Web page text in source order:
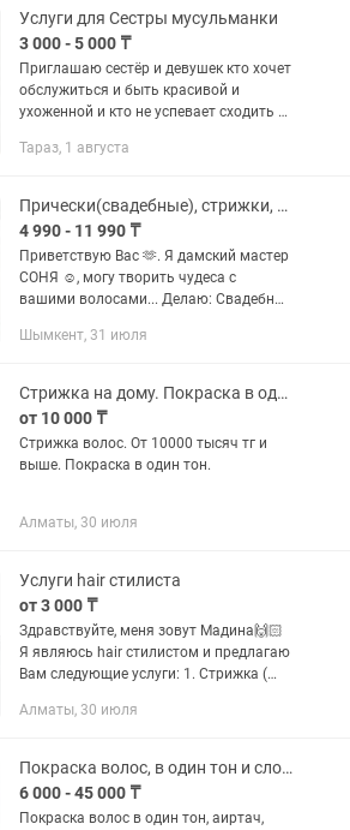
Услуги для Сестры мусульманки
3 000 - 5 000 ₸
Приглашаю сестёр и девушек кто хочет
обслужиться и быть красивой и
ухоженной и кто не успевает сходить в
любое время только записываемся
Тараз, 1 августа
Прически(свадебные), стрижки, окрашивание волос. С выездом на дом!
4 990 - 11 990 ₸
Приветствую Вас 🫶. Я дамский мастер
СОНЯ ☺️, могу творить чудеса с
вашими волосами... Делаю: Свадебные
видов, укладки, окрашивание волос
Шымкент, 31 июля
Стрижка на дому. Покраска в один тон.
от 10 000 ₸
Стрижка волос. От 10000 тысяч тг и
выше. Покраска в один тон.
Алматы, 30 июля
Услуги hair стилиста
от 3 000 ₸
Здравствуйте, меня зовут Мадина🙌🏻
Я являюсь hair стилистом и предлагаю
Вам следующие услуги: 1. Стрижка (
классическое) 2. Покраска волос в
Алматы, 30 июля
Покраска волос, в один тон и сложное окрашивание
6 000 - 45 000 ₸
Покраска волос в один тон, аиртач,